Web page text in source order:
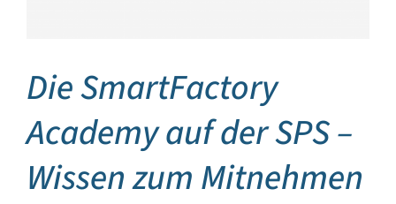
Die SmartFactory
Academy auf der SPS –
Wissen zum Mitnehmen